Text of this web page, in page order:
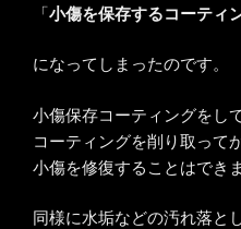
「小傷を保存するコーティ
になってしまったのです。
小傷保存コーティングをし
コーティングを削り取って
小傷を修復することはでき
同様に水垢などの汚れ落と